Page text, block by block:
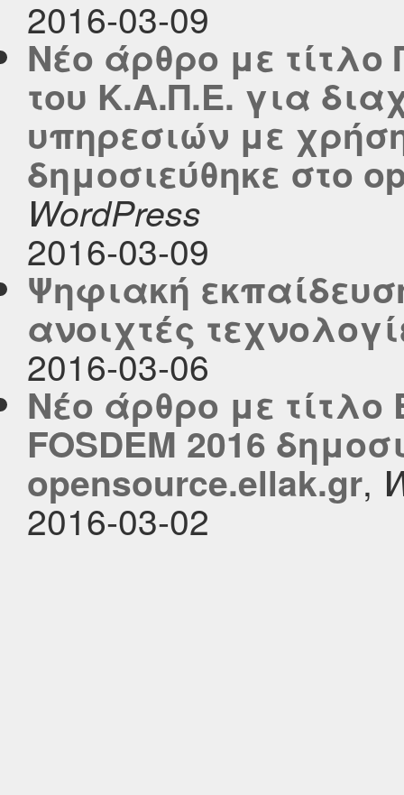
2016-03-09
Νέο άρθρο με
του Κ.Α.Π.Ε. για
υπηρεσιών με
δημοσιεύθηκε στο
WordPress
2016-03-09
Ψηφιακή
ανοιχτές
2016-03-06
Νέο άρθρο με
FOSDEM 2016
opensource.ellak.gr,
2016-03-02